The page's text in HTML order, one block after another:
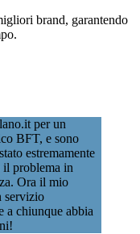
brand, garantendo
per un
BFT, e sono
estremamente
il problema in
Ora il mio
servizio
a chiunque abbia